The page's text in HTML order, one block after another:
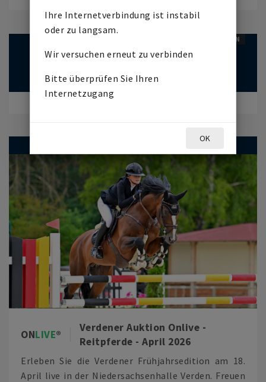
BEENDETE AUKTION
Veranstaltet von
ONLIVE
Verdener Auktion Onlive -
Reitpferde - April 2026
Erleben Sie die Verdener Frühjahrsedition am 18.
April live in der Niedersachsenhalle Verden. Freuen
Ihre Internetverbindung ist instabil
oder zu langsam.
Wir versuchen erneut zu verbinden
Bitte überprüfen Sie Ihren
Internetzugang
OK